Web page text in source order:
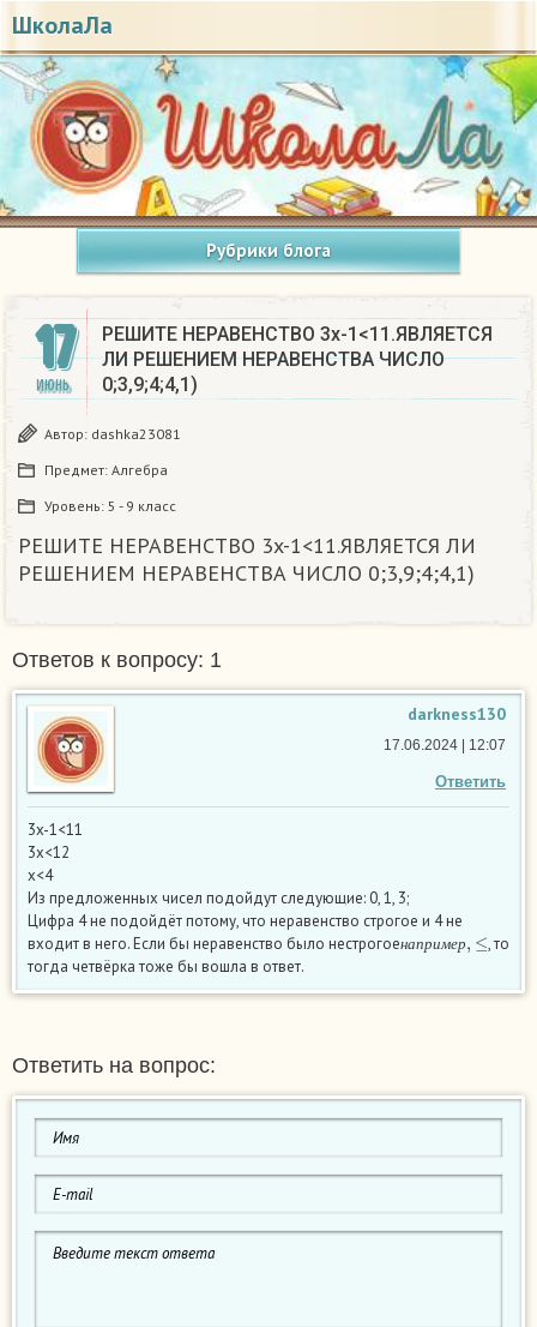
ШколаЛа
Рубрики блога
17
ИЮНЬ
РЕШИТЕ НЕРАВЕНСТВО 3x-1<11.ЯВЛЯЕТСЯ
ЛИ РЕШЕНИЕМ НЕРАВЕНСТВА ЧИСЛО
0;3,9;4;4,1)
Автор: dashka23081
Предмет: Алгебра
Уровень: 5 - 9 класс
РЕШИТЕ НЕРАВЕНСТВО 3x-1<11.ЯВЛЯЕТСЯ ЛИ
РЕШЕНИЕМ НЕРАВЕНСТВА ЧИСЛО 0;3,9;4;4,1)
Ответов к вопросу: 1
darkness130
Ответить
17.06.2024 | 12:07
3x-1<11
3x<12
x<4
Из предложенных чисел подойдут следующие: 0, 1, 3;
Цифра 4 не подойдёт потому, что неравенство строгое и 4 не
входит в него. Если бы неравенство было нестрогое
на пр и ме ≤
, то
тогда четвёрка тоже бы вошла в ответ.
Ответить на вопрос: